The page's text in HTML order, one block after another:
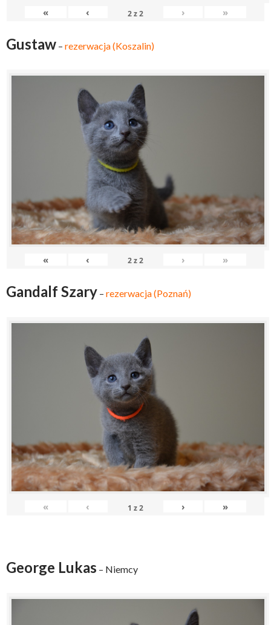
« ‹ 2z2 › »
Gustaw – rezerwacja (Koszalin)
« ‹ 2z2 › »
Gandalf Szary – rezerwacja (Poznań)
« ‹ 1 z2 › »
George Lukas – Niemcy